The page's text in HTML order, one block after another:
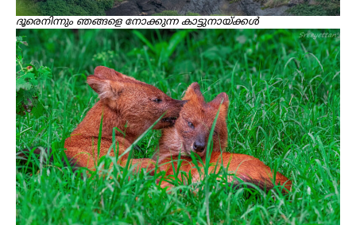
ദൂരെനിന്നും ഞങ്ങളെ നോക്കുന്ന കാട്ടുനായ്ക്കൾ